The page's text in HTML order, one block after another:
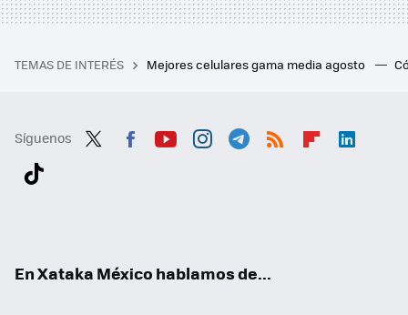
TEMAS DE INTERÉS Mejores celulares gama media agosto
Síguenos
En Xataka México hablamos de...